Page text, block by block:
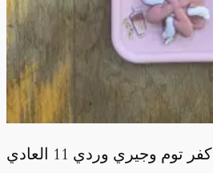
كفر توم وجيري وردي 11 العادي